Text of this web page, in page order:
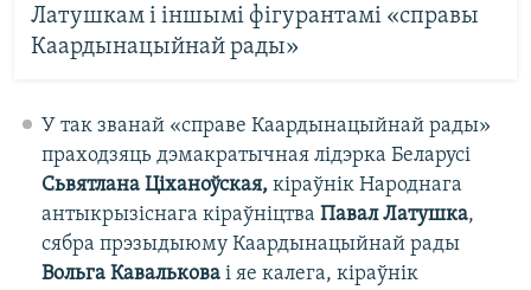
Латушкам і іншымі фігурантамі «справы
Каардынацыйнай рады»
У так званай «справе Каардынацыйнай рады»
праходзяць дэмакратычная лідэрка Беларусі
Сьвятлана Ціханоўская, кіраўнік Народнага
антыкрызіснага кіраўніцтва Павал Латушка,
сябра прэзыдыюму Каардынацыйнай рады
Вольга Кавалькова і яе калега, кіраўнік